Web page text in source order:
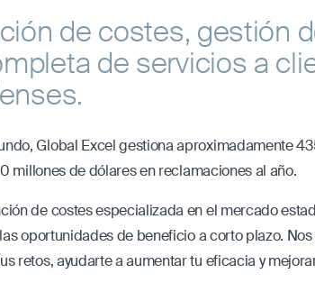
de costes, gestión
de servicios a
Global Excel gestiona aproximadamente
millones de dólares en reclamaciones al año.
de costes especializada en el mercado
oportunidades de beneficio a corto plazo.
retos, ayudarte a aumentar tu eficacia y